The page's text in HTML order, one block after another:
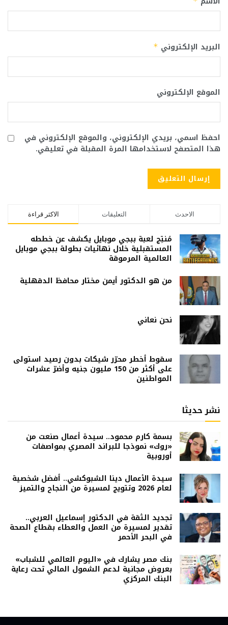
البريد الإلكتروني *
الموقع الإلكتروني
احفظ اسمي، بريدي الإلكتروني، والموقع الإلكتروني في
هذا المتصفح لاستخدامها المرة المقبلة في تعليقي.
الاكثر قراءة التعليقات الاحدث
مُنتِج لعبة ببجي موبايل يكشف عن خططه
المستقبلية خلال نهائيات بطولة ببجي موبايل
العالمية المرموقة
من هو الدكتور أيمن مختار محافظ الدقهلية
نحن نعاني
سقوط أخطر محرّر شيكات بدون رصيد استولى
على أكثر من 150 مليون جنيه وأضرّ عشرات
المواطنين
نشر حديثا
بسمة كارم محمود.. سيدة أعمال صنعت من
«روك» نموذجا للبراند المصري بمواصفات
أوروبية
سيدة الأعمال دينا الشبوكشي.. أفضل شخصية
لعام 2026 وتتويج لمسيرة من النجاح والتميز
تجديد الثقة في الدكتور إسماعيل العربي..
تقدير لمسيرة من العمل والعطاء بقطاع الصحة
في البحر الأحمر
بنك مصر يشارك في «اليوم العالمي للشباب»
بعروض مجانية لدعم الشمول المالي تحت رعاية
البنك المركزي